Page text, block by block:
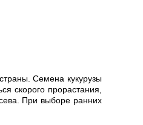
Семена кукурузы
скорого прорастания,
При выборе ранних